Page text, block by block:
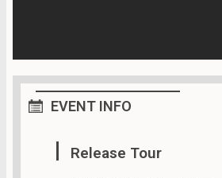
EVENT INFO
Release Tour